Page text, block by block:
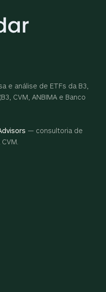
e análise de ETFs da B3,
CVM, ANBIMA e Banco
— consultoria de